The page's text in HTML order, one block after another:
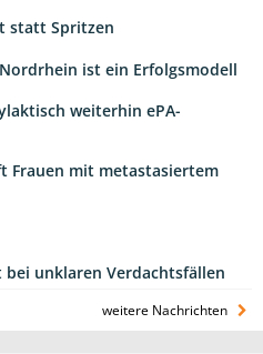
statt Spritzen
ist ein Erfolgsmodell
weiterhin ePA-
Frauen mit metastasiertem
bei unklaren Verdachtsfällen
weitere Nachrichten